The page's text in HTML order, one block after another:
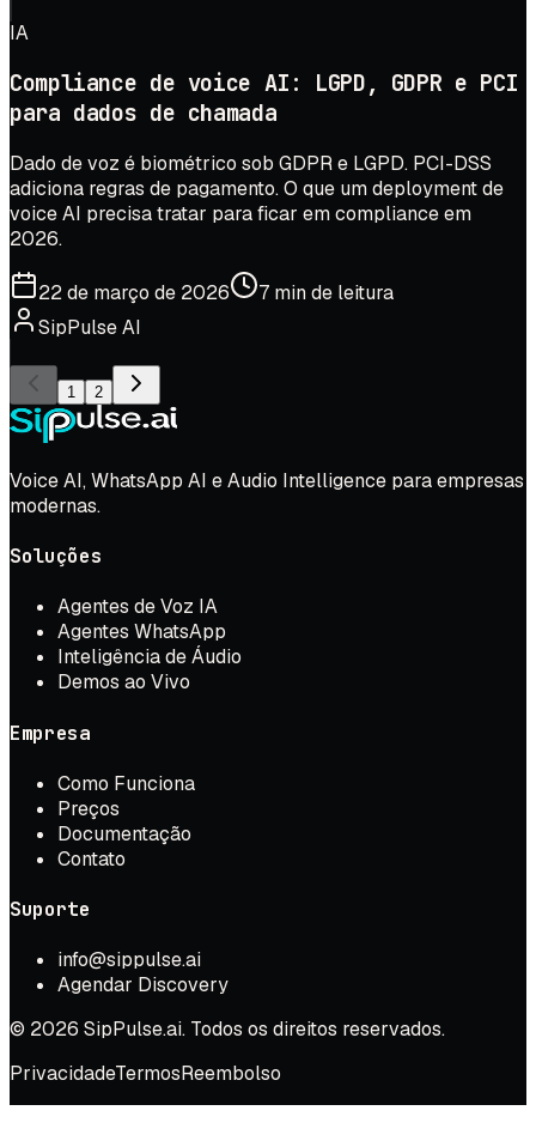
IA
Compliance de voice AI: LGPD, GDPR e PCI
para dados de chamada
Dado de voz é biométrico sob GDPR e LGPD. PCI-DSS
adiciona regras de pagamento. O que um deployment de
voice AI precisa tratar para ficar em compliance em
2026.
22 de março de 2026
7 min de leitura
SipPulse AI
1 2
Voice AI, WhatsApp AI e Audio Intelligence para empresas
modernas.
Soluções
Agentes de Voz IA
Agentes WhatsApp
Inteligência de Áudio
Demos ao Vivo
Empresa
Como Funciona
Preços
Documentação
Contato
Suporte
info@sippulse.ai
Agendar Discovery
© 2026 SipPulse.ai. Todos os direitos reservados.
PrivacidadeTermosReembolso